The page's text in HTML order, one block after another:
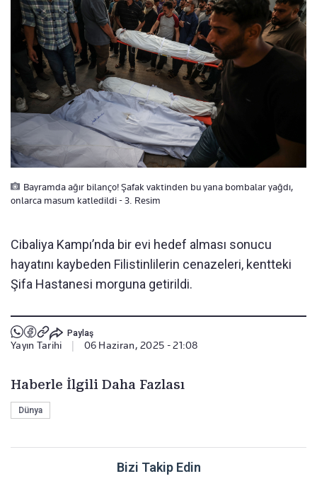
Bayramda ağır bilanço! Şafak vaktinden bu yana bombalar yağdı,
onlarca masum katledildi - 3. Resim
Cibaliya Kampı’nda bir evi hedef alması sonucu
hayatını kaybeden Filistinlilerin cenazeleri, kentteki
Şifa Hastanesi morguna getirildi.
Paylaş
Yayın Tarihi 06 Haziran, 2025 - 21:08
Haberle İlgili Daha Fazlası
Dünya
Bizi Takip Edin